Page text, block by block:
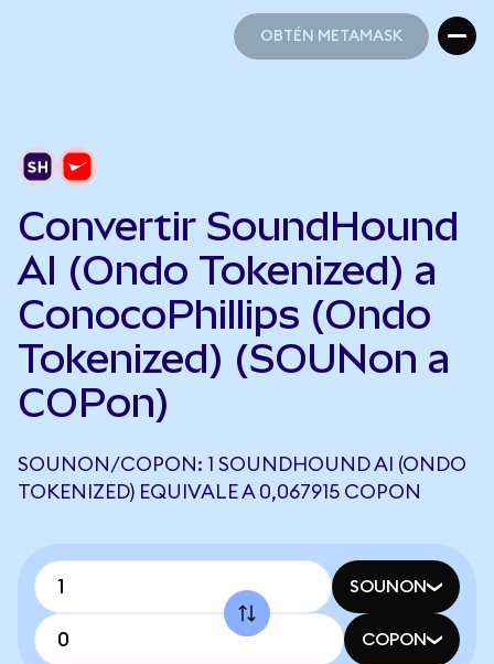
OBTÉN METAMASK
Convertir SoundHound
AI (Ondo Tokenized) a
ConocoPhillips (Ondo
Tokenized) (SOUNon a
COPon)
SOUNON/COPON: 1 SOUNDHOUND AI (ONDO
TOKENIZED) EQUIVALE A 0,067915 COPON
SOUNON
COPON